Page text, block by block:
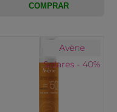
COMPRAR
Avène
Solares - 40%